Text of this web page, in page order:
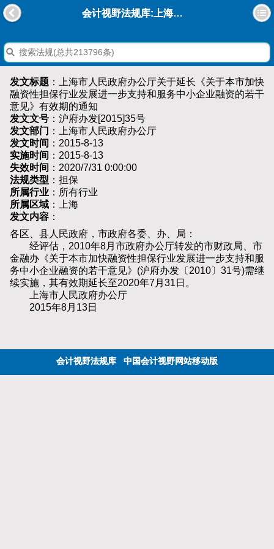
会计视野法规库:上海市人民政府办公厅关于延长《关于本市加快融资性担保行业发展进一步支持和服务中小企业融资的若干意见》有效期的通知
发文标题 ：上海市人民政府办公厅关于延长《关于本市加快
融资性担保行业发展进一步支持和服务中小企业融资的若干
意见》有效期的通知
发文文号 ：沪府办发[2015]35号
发文部门 ：上海市人民政府办公厅
发文时间 ：2015-8-13
实施时间 ：2015-8-13
失效时间 ：2020/7/31 0:00:00
法规类型 ：担保
所属行业 ：所有行业
所属区域 ：上海
发文内容 ：
各区、县人民政府，市政府各委、办、局：
经评估，2010年8月市政府办公厅转发的市财政局、市
金融办《关于本市加快融资性担保行业发展进一步支持和服
务中小企业融资的若干意见》(沪府办发〔2010〕31号)需继
续实施，其有效期延长至2020年7月31日。
上海市人民政府办公厅
2015年8月13日
会计视野法规库 中国会计视野网站移动版